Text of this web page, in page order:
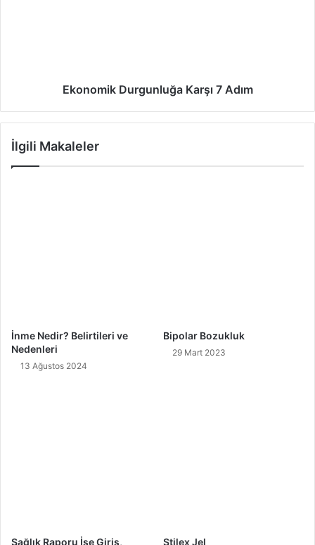
Ekonomik Durgunluğa Karşı 7 Adım
İlgili Makaleler
İnme Nedir? Belirtileri ve
Nedenleri
13 Ağustos 2024
Bipolar Bozukluk
29 Mart 2023
Sağlık Raporu İşe Giriş,
Stilex Jel